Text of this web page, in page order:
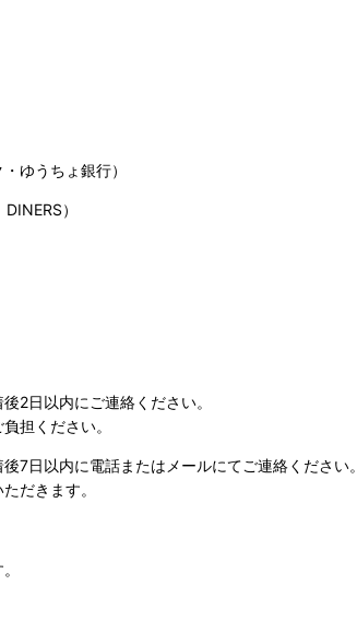
ゆうちょ銀行）
）
2日以内にご連絡ください。
担ください。
7日以内に電話またはメールにてご連絡ください。
だきます。